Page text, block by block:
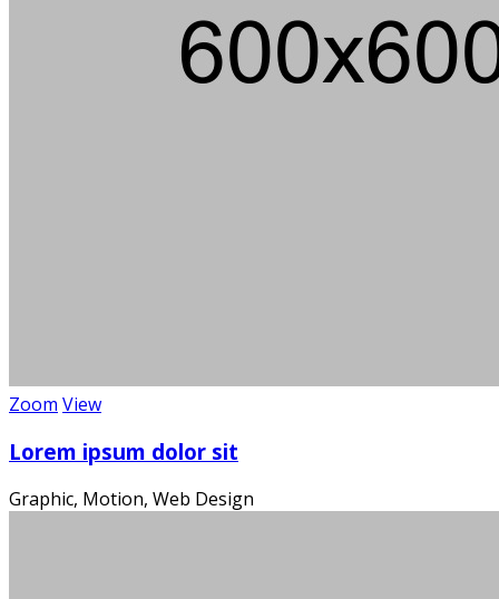
Zoom View
Lorem ipsum dolor sit
Graphic, Motion, Web Design